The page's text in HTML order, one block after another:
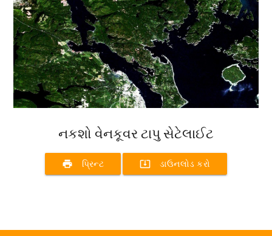
નકશો વેનકૂવર ટાપુ સેટેલાઈટ
print પ્રિન્ટ system_update_alt ડાઉનલોડ કરો